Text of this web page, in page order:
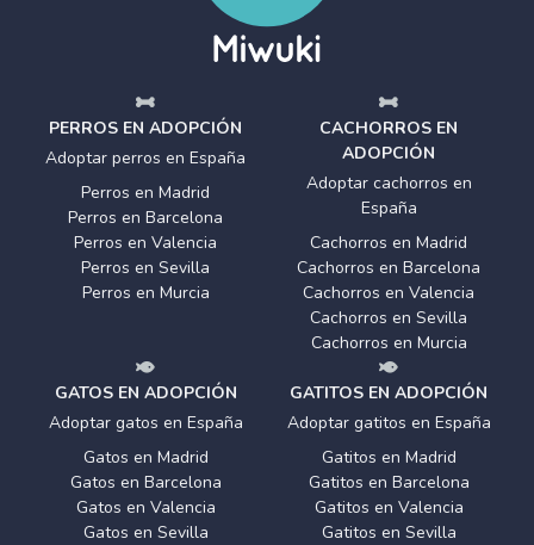
PERROS EN ADOPCIÓN
Adoptar perros en España
Perros en Madrid
Perros en Barcelona
Perros en Valencia
Perros en Sevilla
Perros en Murcia
CACHORROS EN
ADOPCIÓN
Adoptar cachorros en
España
Cachorros en Madrid
Cachorros en Barcelona
Cachorros en Valencia
Cachorros en Sevilla
Cachorros en Murcia
GATOS EN ADOPCIÓN
Adoptar gatos en España
Gatos en Madrid
Gatos en Barcelona
Gatos en Valencia
Gatos en Sevilla
GATITOS EN ADOPCIÓN
Adoptar gatitos en España
Gatitos en Madrid
Gatitos en Barcelona
Gatitos en Valencia
Gatitos en Sevilla